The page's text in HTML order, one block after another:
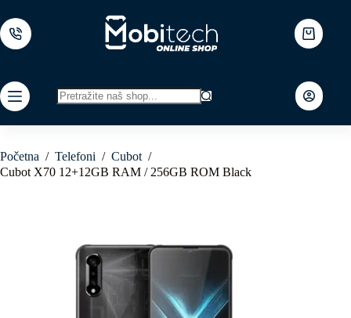
to
content
Shopping
cart
results
Početna / Telefoni / Cubot /
Cubot X70 12+12GB RAM / 256GB ROM Black